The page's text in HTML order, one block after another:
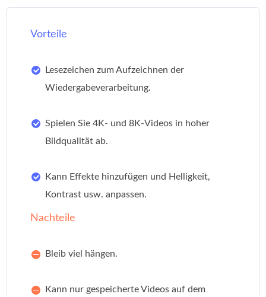
Vorteile
Lesezeichen zum Aufzeichnen der
Wiedergabeverarbeitung.
Spielen Sie 4K- und 8K-Videos in hoher
Bildqualität ab.
Kann Effekte hinzufügen und Helligkeit,
Kontrast usw. anpassen.
Nachteile
Bleib viel hängen.
Kann nur gespeicherte Videos auf dem